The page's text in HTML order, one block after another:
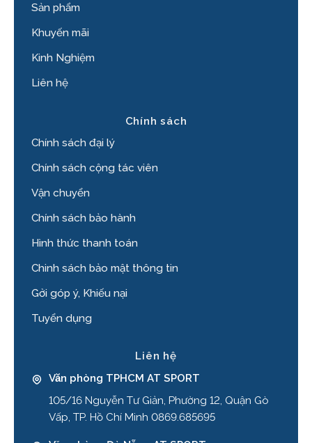
Sản phẩm
Khuyến mãi
Kinh Nghiệm
Liên hệ
Chính sách
Chính sách đại lý
Chính sách cộng tác viên
Vận chuyển
Chính sách bảo hành
Hình thức thanh toán
Chinh sách bảo mật thông tin
Gởi góp ý, Khiếu nại
Tuyển dụng
Liên hệ
Văn phòng TPHCM AT SPORT
105/16 Nguyễn Tư Giản, Phường 12, Quận Gò
Vấp, TP. Hồ Chí Minh 0869.685695